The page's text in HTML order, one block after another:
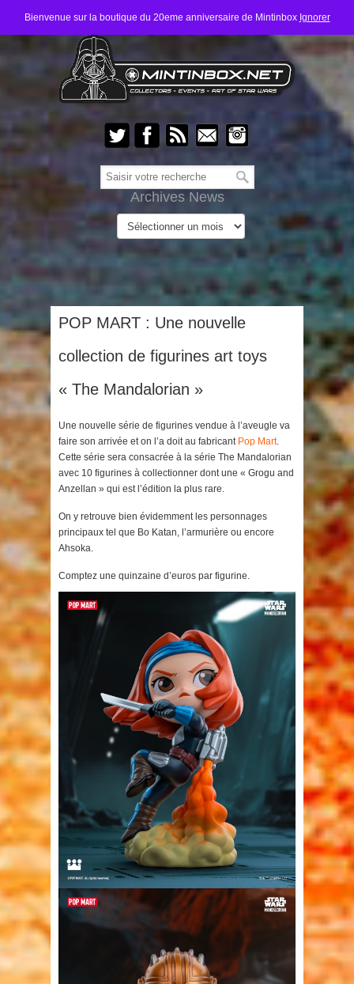
Bienvenue sur la boutique du 20eme anniversaire de Mintinbox Ignorer
Archives News
POP MART : Une nouvelle
collection de figurines art toys
« The Mandalorian »
Une nouvelle série de figurines vendue à l’aveugle va
faire son arrivée et on l’a doit au fabricant Pop Mart.
Cette série sera consacrée à la série The Mandalorian
avec 10 figurines à collectionner dont une « Grogu and
Anzellan » qui est l’édition la plus rare.
On y retrouve bien évidemment les personnages
principaux tel que Bo Katan, l’armurière ou encore
Ahsoka.
Comptez une quinzaine d’euros par figurine.